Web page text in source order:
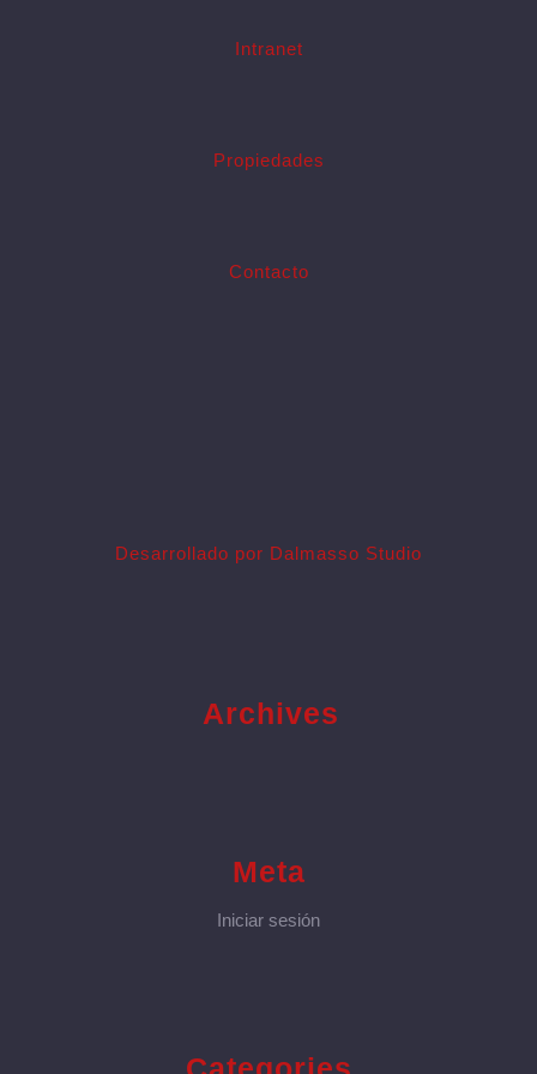
Intranet
Propiedades
Contacto
Desarrollado por Dalmasso Studio
Archives
Meta
Iniciar sesión